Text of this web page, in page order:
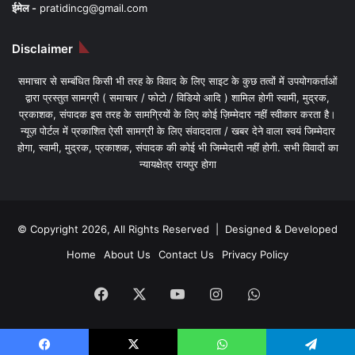
ईमेल - pratidincg@gmail.com
Disclaimer
समाचार से सम्बंधित किसी भी तरह के विवाद के लिए साइट के कुछ तत्वों में उपयोगकर्ताओं
द्वारा प्रस्तुत सामग्री ( समाचार / फोटो / विडियो आदि ) शामिल होगी स्वामी, मुद्रक,
प्रकाशक, संपादक इस तरह के सामग्रियों के लिए कोई ज़िम्मेदार नहीं स्वीकार करता है।
न्यूज़ पोर्टल में प्रकाशित ऐसी सामग्री के लिए संवाददाता / खबर देने वाला स्वयं जिम्मेदार
होगा, स्वामी, मुद्रक, प्रकाशक, संपादक की कोई भी जिम्मेदारी नहीं होगी. सभी विवादों का
न्यायक्षेत्र रायपुर होगा
© Copyright 2026, All Rights Reserved | Designed & Developed
Home
About Us Contact Us Privacy Policy
Facebook YouTubeInstagramWhatsApp